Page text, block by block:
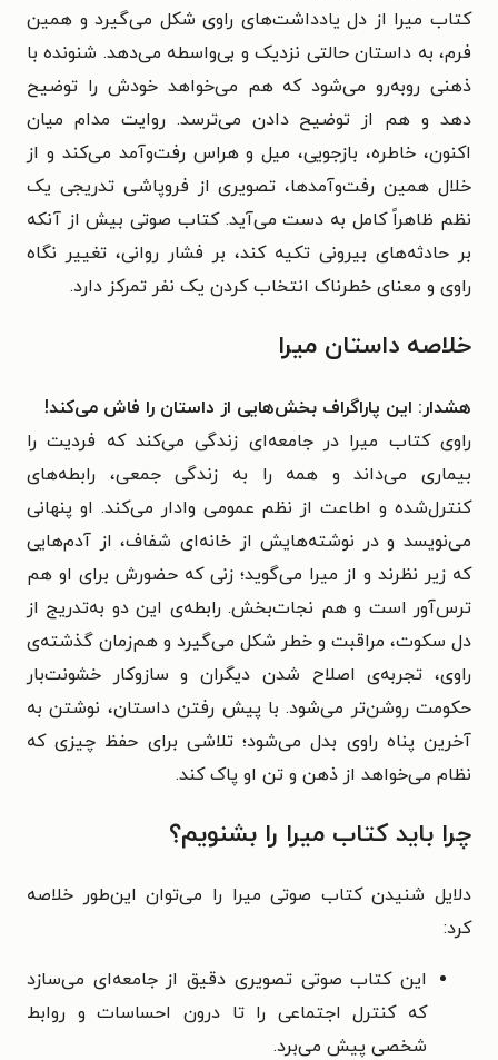
کتاب میرا از دل یادداشت‌های راوی شکل می‌گیرد و همین
فرم، به داستان حالتی نزدیک و بی‌واسطه می‌دهد. شنونده با
ذهنی روبه‌رو می‌شود که هم می‌خواهد خودش را توضیح
دهد و هم از توضیح دادن می‌ترسد. روایت مدام میان
اکنون، خاطره، بازجویی، میل و هراس رفت‌وآمد می‌کند و از
خلال همین رفت‌وآمدها، تصویری از فروپاشی تدریجی یک
نظم ظاهراً کامل به دست می‌آید. کتاب صوتی بیش از آنکه
بر حادثه‌های بیرونی تکیه کند، بر فشار روانی، تغییر نگاه
راوی و معنای خطرناک انتخاب کردن یک نفر تمرکز دارد.
خلاصه داستان میرا
هشدار: این پاراگراف بخش‌هایی از داستان را فاش می‌کند!
راوی کتاب میرا در جامعه‌ای زندگی می‌کند که فردیت را
بیماری می‌داند و همه را به زندگی جمعی، رابطه‌های
کنترل‌شده و اطاعت از نظم عمومی وادار می‌کند. او پنهانی
می‌نویسد و در نوشته‌هایش از خانه‌ای شفاف، از آدم‌هایی
که زیر نظرند و از میرا می‌گوید؛ زنی که حضورش برای او هم
ترس‌آور است و هم نجات‌بخش. رابطه‌ی این دو به‌تدریج از
دل سکوت، مراقبت و خطر شکل می‌گیرد و هم‌زمان گذشته‌ی
راوی، تجربه‌ی اصلاح شدن دیگران و سازوکار خشونت‌بار
حکومت روشن‌تر می‌شود. با پیش رفتن داستان، نوشتن به
آخرین پناه راوی بدل می‌شود؛ تلاشی برای حفظ چیزی که
نظام می‌خواهد از ذهن و تن او پاک کند.
چرا باید کتاب میرا را بشنویم؟
دلایل شنیدن کتاب صوتی میرا را می‌توان این‌طور خلاصه
کرد:
این کتاب صوتی تصویری دقیق از جامعه‌ای می‌سازد
که کنترل اجتماعی را تا درون احساسات و روابط
شخصی پیش می‌برد.